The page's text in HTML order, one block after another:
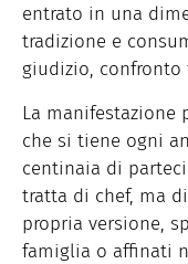
entrato in una
tradizione e
giudizio,
La manifestazione
che si tiene ogni
centinaia di
tratta di chef, ma
propria versione,
famiglia o affinati